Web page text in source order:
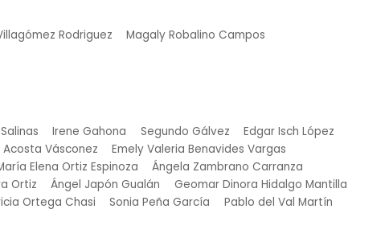
Rodriguez Magaly Robalino Campos
Irene Gahona Segundo Gálvez
Edgar Isch López
Vásconez
Emely Valeria Benavides Vargas
Elena Ortiz Espinoza
Ángela Zambrano Carranza
Ortiz Ángel Japón Gualán
Geomar Dinora Hidalgo Mantilla
Ortega Chasi Sonia Peña García Pablo del Val Martín